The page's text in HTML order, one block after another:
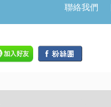
聯絡我們